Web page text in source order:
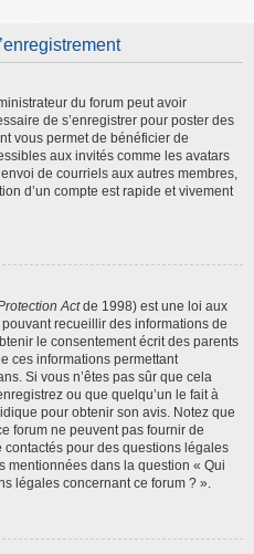
du forum peut avoir
de s’enregistrer pour poster des
vous permet de bénéficier de
aux invités comme les avatars
de courriels aux autres membres,
d’un compte est rapide et vivement
Actde 1998) est une loi aux
recueillir des informations de
le consentement écrit des parents
ces informations permettant
Si vous n’êtes pas sûr que cela
ou que quelqu’un le fait à
pour obtenir son avis. Notez que
forum ne peuvent pas fournir de
pour des questions légales
mentionnées dans la question « Qui
légales concernant ce forum ? ».